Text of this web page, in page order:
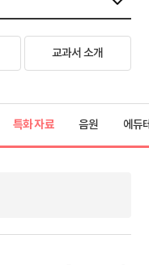
교과서 소개
특화 자료 음원 에듀